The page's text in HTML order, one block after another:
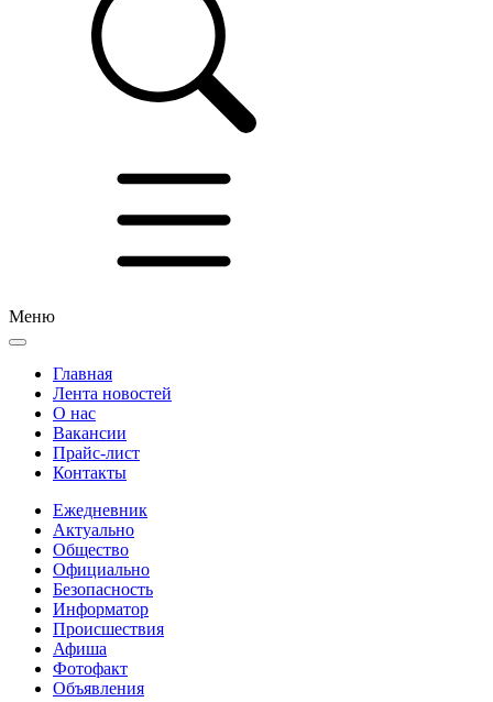
Меню
Главная
Лента новостей
О нас
Вакансии
Прайс-лист
Контакты
Ежедневник
Актуально
Общество
Официально
Безопасность
Информатор
Происшествия
Афиша
Фотофакт
Объявления